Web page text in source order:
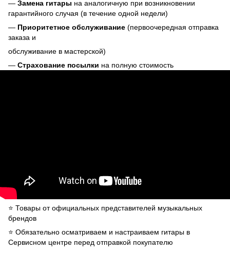
— Замена гитары на аналогичную при возникновении
гарантийного случая (в течение одной недели)
— Приоритетное обслуживание (первоочередная отправка
заказа и
обслуживание в мастерской)
— Страхование посылки на полную стоимость
⭐️ Товары от официальных представителей музыкальных
брендов
⭐️ Обязательно осматриваем и настраиваем гитары в
Сервисном центре перед отправкой покупателю